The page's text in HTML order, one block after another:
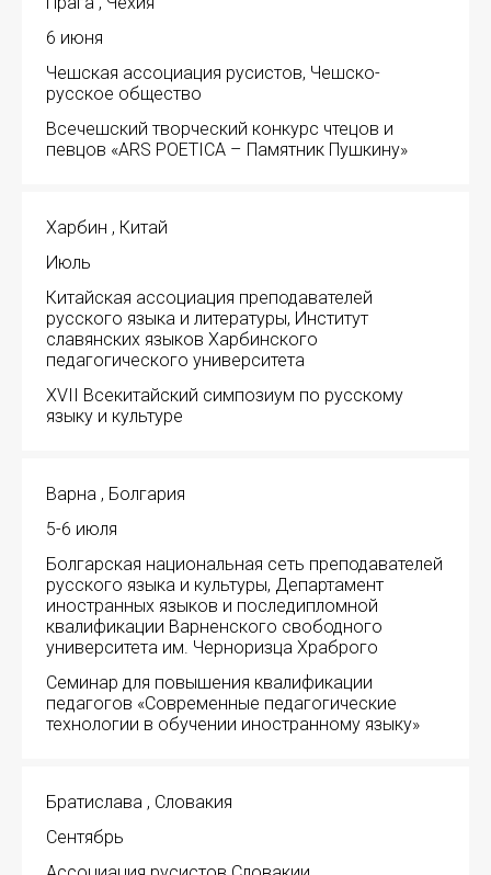
6 июня
Чешская ассоциация русистов, Чешско-
русское общество
Всечешский творческий конкурс чтецов и
певцов «ARS POETICA – Памятник Пушкину»
Харбин , Китай
Июль
Китайская ассоциация преподавателей
русского языка и литературы, Институт
славянских языков Харбинского
педагогического университета
XVII Всекитайский симпозиум по русскому
языку и культуре
Варна , Болгария
5-6 июля
Болгарская национальная сеть преподавателей
русского языка и культуры, Департамент
иностранных языков и последипломной
квалификации Варненского свободного
университета им. Черноризца Храброго
Семинар для повышения квалификации
педагогов «Современные педагогические
технологии в обучении иностранному языку»
Братислава , Словакия
Сентябрь